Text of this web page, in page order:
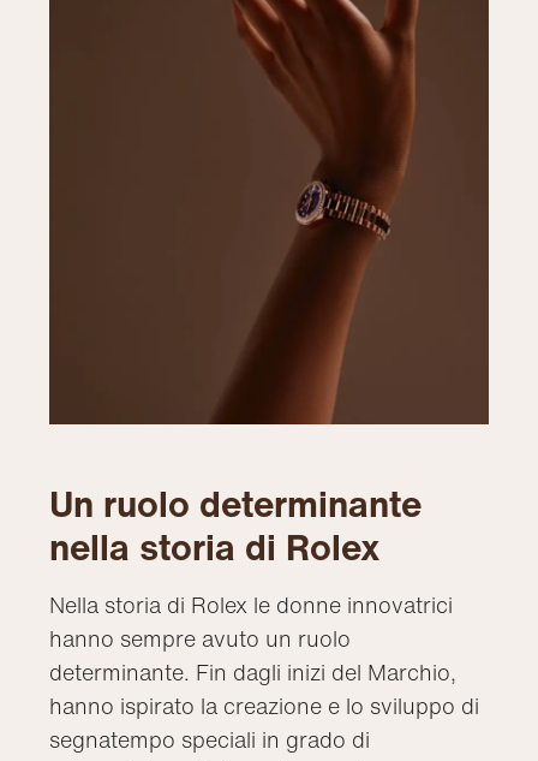
Un ruolo determinante
nella storia di Rolex
Nella storia di Rolex le donne innovatrici
hanno sempre avuto un ruolo
determinante. Fin dagli inizi del Marchio,
hanno ispirato la creazione e lo sviluppo di
segnatempo speciali in grado di